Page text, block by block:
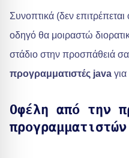
Συνοπτικά (δεν
οδηγό θα μοιραστώ
στάδιο στην προσπάθειά
προγραμματιστές java
Οφέλη από την